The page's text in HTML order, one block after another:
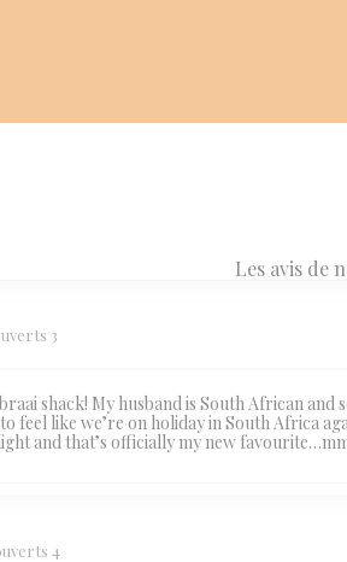
Les avis de
3
shack! My husband is South African
feel like we’re on holiday in South Africa
and that’s officially my new
4